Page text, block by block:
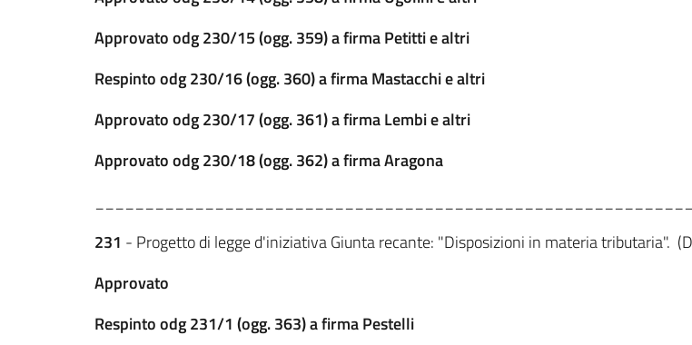
Approvato odg 230/15 (ogg. 359) a firma Petitti e altri
Respinto odg 230/16 (ogg. 360) a firma Mastacchi e altri
Approvato odg 230/17 (ogg. 361) a firma Lembi e altri
Approvato odg 230/18 (ogg. 362) a firma Aragona
231 - Progetto di legge d'iniziativa Giunta recante: "Disposizioni in materia tributaria".
Approvato
Respinto odg 231/1 (ogg. 363) a firma Pestelli